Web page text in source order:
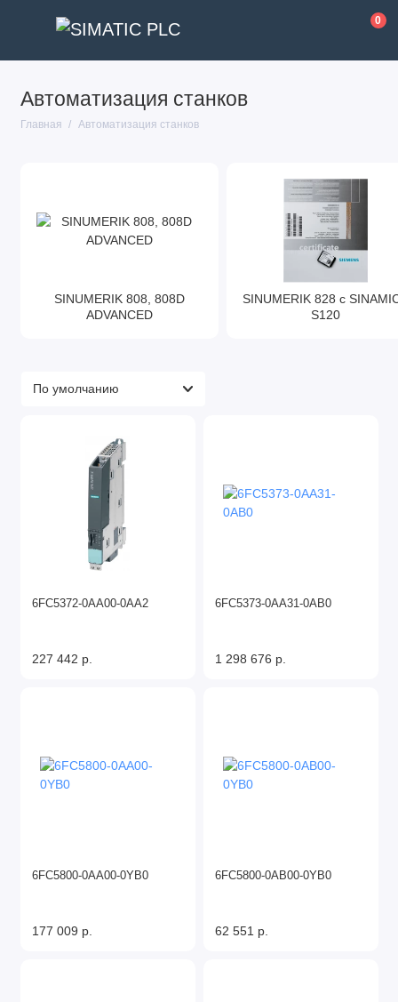
0
Автоматизация станков
Главная Автоматизация станков
SINUMERIK 808, 808D
ADVANCED
SINUMERIK 828 с
S120
6FC5372-0AA00-0AA2
227 442 р.
6FC5373-0AA31-0AB0
1 298 676 р.
6FC5800-0AA00-0YB0
177 009 р.
6FC5800-0AB00-0YB0
62 551 р.